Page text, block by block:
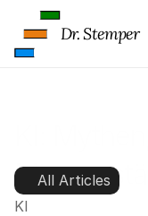
All Articles
KI
Dr. Stemper